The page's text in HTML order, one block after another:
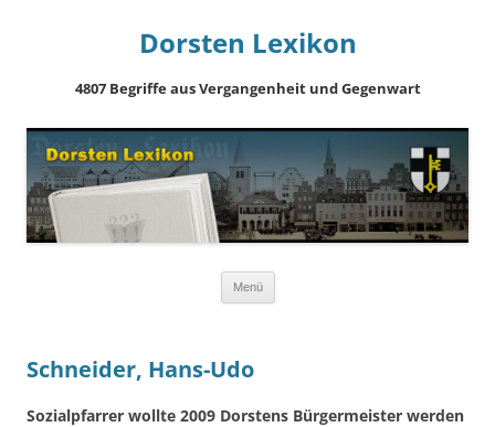
Dorsten Lexikon
4807 Begriffe aus Vergangenheit und Gegenwart
Menü
Schneider, Hans-Udo
Sozialpfarrer wollte 2009 Dorstens Bürgermeister werden